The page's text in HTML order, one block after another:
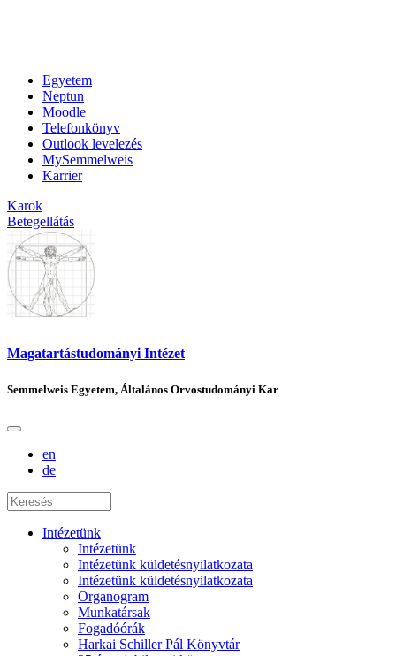
Egyetem
Neptun
Moodle
Telefonkönyv
Outlook levelezés
MySemmelweis
Karrier
Karok
Betegellátás
Magatartástudományi Intézet
Semmelweis Egyetem, Általános Orvostudományi Kar
en
de
Intézetünk
Intézetünk
Intézetünk küldetésnyilatkozata
Intézetünk küldetésnyilatkozata
Organogram
Munkatársak
Fogadóórák
Harkai Schiller Pál Könyvtár